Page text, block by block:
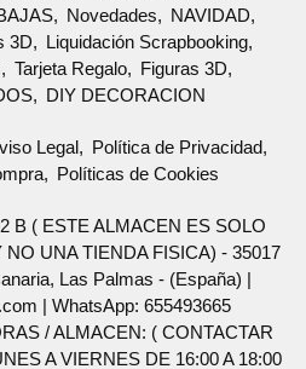
Novedades
NAVIDAD
3D
Liquidación Scrapbooking
Tarjeta Regalo
Figuras 3D
DIY DECORACION
Legal
Política de Privacidad
Políticas de Cookies
B ( ESTE ALMACEN ES SOLO
UNA TIENDA FISICA) - 35017
Las Palmas - (España) |
| WhatsApp: 655493665
/ ALMACEN: ( CONTACTAR
A VIERNES DE 16:00 A 18:00